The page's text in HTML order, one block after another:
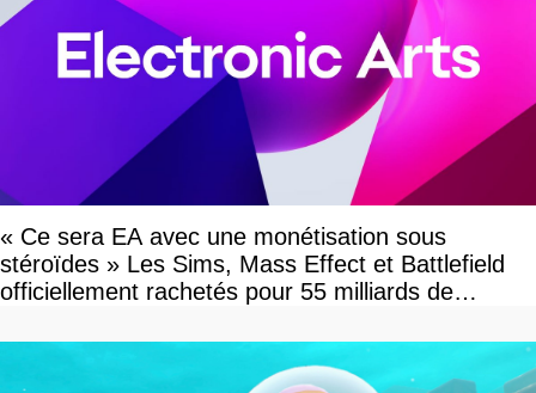
« Ce sera EA avec une monétisation sous
stéroïdes » Les Sims, Mass Effect et Battlefield
officiellement rachetés pour 55 milliards de